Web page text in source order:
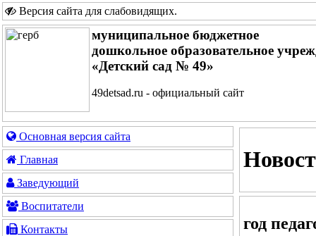
Версия сайта для слабовидящих.
муниципальное бюджетное
дошкольное образовательное
«Детский сад № 49»
49detsad.ru - официальный сайт
Основная версия сайта
Главная
Заведующий
Воспитатели
Контакты
год